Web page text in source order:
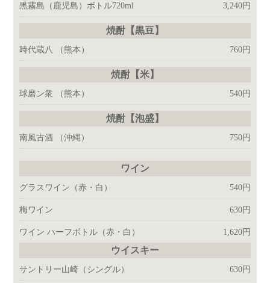
黒霧島 （鹿児島）ボトル720ml 3,240円
焼酎【黒豆】
時代蔵八 （熊本） 760円
焼酎【米】
球磨ン衆 （熊本） 540円
焼酎【泡盛】
南風古酒 （沖縄） 750円
ワイン
グラスワイン （赤・白） 540円
梅ワイン 630円
ワイン ハーフボトル （赤・白） 1,620円
ウイスキー
サントリー山崎 （シングル） 630円